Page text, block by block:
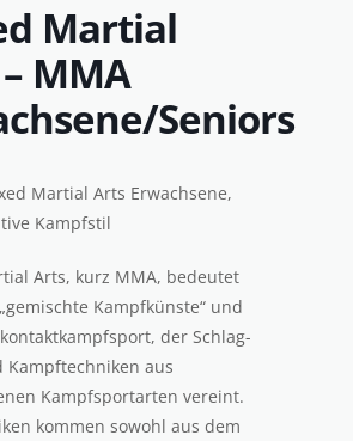
Martial
MMA
Seniors
Martial Arts Erwachsene,
Kampfstil
Arts, kurz MMA, bedeutet
Kampfkünste“ und
der Schlag-
Kampftechniken aus
Kampfsportarten vereint.
kommen sowohl aus dem